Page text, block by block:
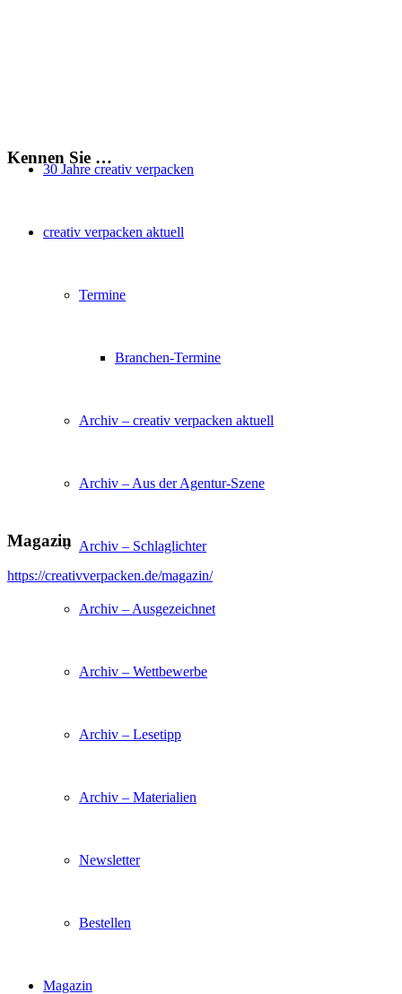
30 Jahre creativ verpacken
creativ verpacken aktuell
Termine
Branchen-Termine
Archiv – creativ verpacken aktuell
Archiv – Aus der Agentur-Szene
Archiv – Schlaglichter
Archiv – Ausgezeichnet
Archiv – Wettbewerbe
Archiv – Lesetipp
Archiv – Materialien
Newsletter
Bestellen
Magazin
Kennen Sie …
Magazin
https://creativverpacken.de/magazin/